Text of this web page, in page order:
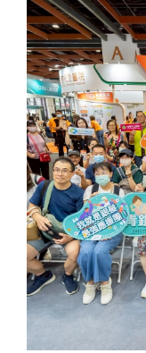
共
好：
據
點、
教
育
與
世
代
共
生
的
實
踐
路
徑